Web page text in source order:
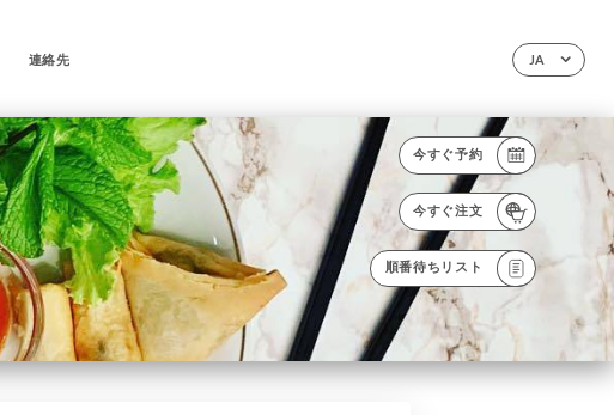
JA
連絡先
今すぐ予約
今すぐ注文
順番待ちリスト